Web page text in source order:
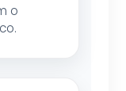
o